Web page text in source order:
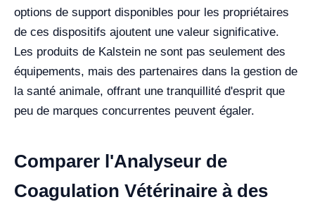
options de support disponibles pour les propriétaires
de ces dispositifs ajoutent une valeur significative.
Les produits de Kalstein ne sont pas seulement des
équipements, mais des partenaires dans la gestion de
la santé animale, offrant une tranquillité d'esprit que
peu de marques concurrentes peuvent égaler.
Comparer l'Analyseur de
Coagulation Vétérinaire à des